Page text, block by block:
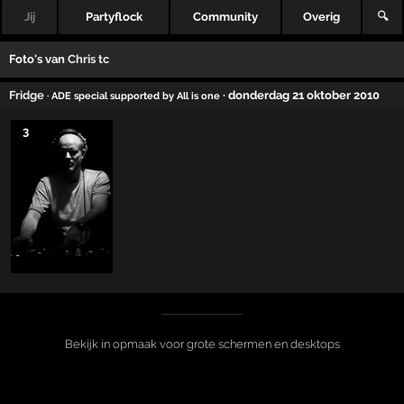
Jij Partyflock Community Overig 🔍
Foto's vanChris tc
Fridge · ADE special supported by All is one · donderdag 21 oktober 2010
3
Bekijk in opmaak voor grote schermen en desktops